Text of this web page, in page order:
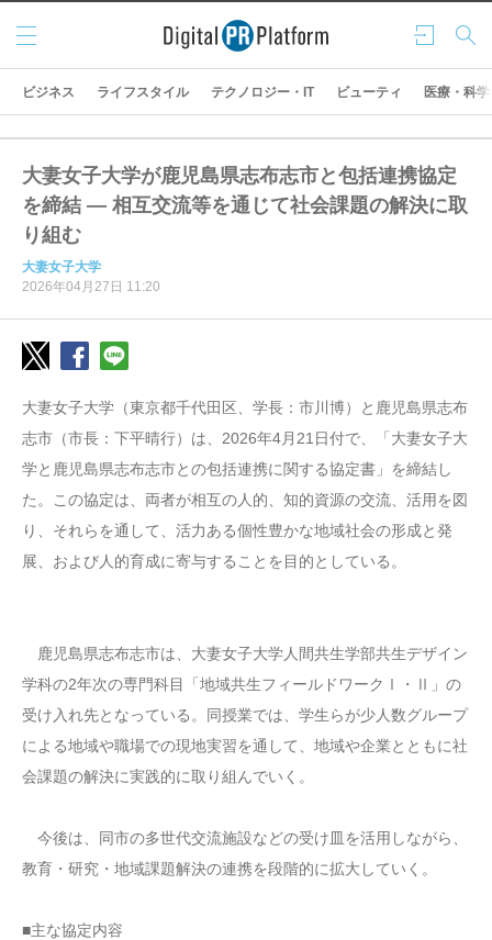
ログ
イン
検索
メニ
ュー
ビジネス ライフスタイル テクノロジー・IT ビューティ 医療・科学
大妻女子大学が鹿児島県志布志市と包括連携協定
を締結 ― 相互交流等を通じて社会課題の解決に取
り組む
大妻女子大学
2026年04月27日 11:20
大妻女子大学（東京都千代田区、学長：市川博）と鹿児島県志布
志市（市長：下平晴行）は、2026年4月21日付で、「大妻女子大
学と鹿児島県志布志市との包括連携に関する協定書」を締結し
た。この協定は、両者が相互の人的、知的資源の交流、活用を図
り、それらを通して、活力ある個性豊かな地域社会の形成と発
展、および人的育成に寄与することを目的としている。
鹿児島県志布志市は、大妻女子大学人間共生学部共生デザイン
学科の2年次の専門科目「地域共生フィールドワークⅠ・Ⅱ」の
受け入れ先となっている。同授業では、学生らが少人数グループ
による地域や職場での現地実習を通して、地域や企業とともに社
会課題の解決に実践的に取り組んでいく。
今後は、同市の多世代交流施設などの受け皿を活用しながら、
教育・研究・地域課題解決の連携を段階的に拡大していく。
■主な協定内容